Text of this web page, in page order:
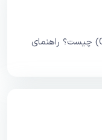
ارز دیجیتال گرام (Gram) چیست؟ راهنمای